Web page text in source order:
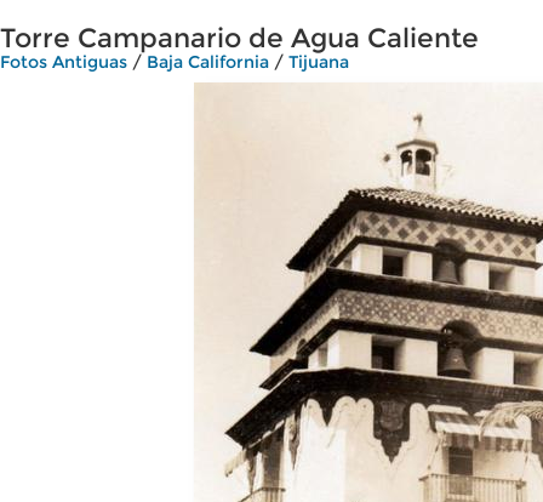
Torre Campanario de Agua Caliente
Fotos Antiguas / Baja California / Tijuana